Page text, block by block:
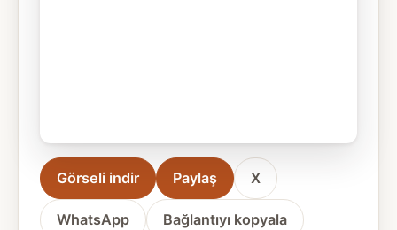
Görseli indir Paylaş X
WhatsApp Bağlantıyı kopyala